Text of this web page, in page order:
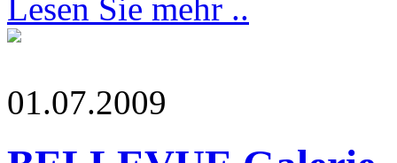
Lesen Sie mehr ..
01.07.2009